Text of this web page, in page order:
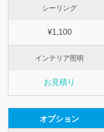
シーリング
¥1,100
インテリア照明
お見積り
オプション